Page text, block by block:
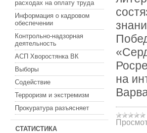
расходах на оплату труда
Информация о кадровом
обеспечении
Контрольно-надзорная
деятельность
АСП Хворостянка ВК
Выборы
Содействие
Терроризм и экстремизм
Прокуратура разъясняет
СТАТИСТИКА
на